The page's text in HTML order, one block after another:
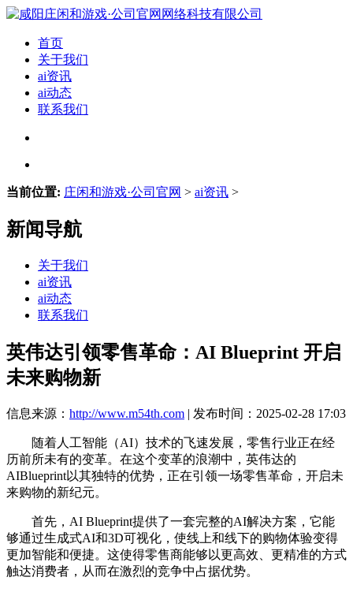
首页
关于我们
ai资讯
ai动态
联系我们
当前位置: 庄闲和游戏·公司官网 > ai资讯 >
新闻导航
关于我们
ai资讯
ai动态
联系我们
英伟达引领零售革命：AI Blueprint 开启
未来购物新
信息来源： http://www.m54th.com | 发布时间：2025-02-28 17:03
随着人工智能（AI）技术的飞速发展，零售行业正在经
历前所未有的变革。在这个变革的浪潮中，英伟达的
AIBlueprint以其独特的优势，正在引领一场零售革命，开启未
来购物的新纪元。
首先，AI Blueprint提供了一套完整的AI解决方案，它能
够通过生成式AI和3D可视化，使线上和线下的购物体验变得
更加智能和便捷。这使得零售商能够以更高效、更精准的方式
触达消费者，从而在激烈的竞争中占据优势。